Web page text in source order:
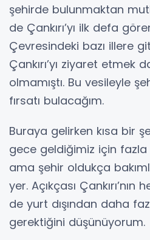
şehirde bulunmaktan
de Çankırı’yı ilk defa
Çevresindeki bazı illere
Çankırı’yı ziyaret etmek
olmamıştı. Bu vesileyle
fırsatı bulacağım.
Buraya gelirken kısa bir
gece geldiğimiz için
ama şehir oldukça
yer. Açıkçası
de yurt dışından daha
gerektiğini düşünüyorum.